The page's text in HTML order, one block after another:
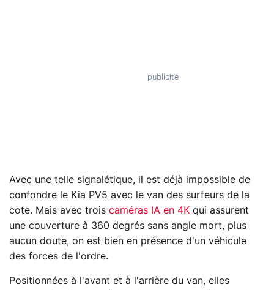
Avec une telle signalétique, il est déjà impossible de
confondre le Kia PV5 avec le van des surfeurs de la
cote. Mais avec trois caméras IA en 4K qui assurent
une couverture à 360 degrés sans angle mort, plus
aucun doute, on est bien en présence d'un véhicule
des forces de l'ordre.
Positionnées à l'avant et à l'arrière du van, elles